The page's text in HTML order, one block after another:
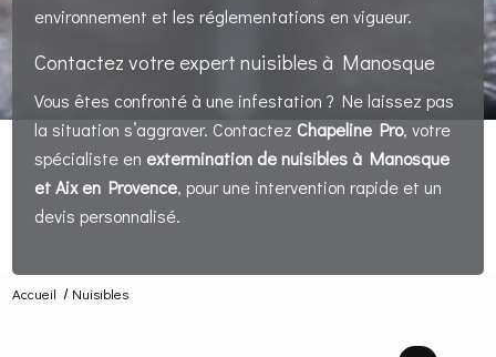
environnement et les réglementations en vigueur.
Contactez votre expert nuisibles à Manosque
Vous êtes confronté à une infestation ? Ne laissez pas
la situation s’aggraver. Contactez Chapeline Pro, votre
spécialiste en extermination de nuisibles à Manosque
et Aix en Provence, pour une intervention rapide et un
devis personnalisé.
Accueil Nuisibles